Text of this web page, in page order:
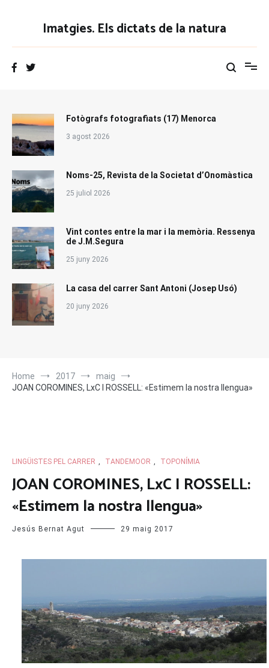
Imatgies. Els dictats de la natura
Fotògrafs fotografiats (17) Menorca
3 agost 2026
Noms-25, Revista de la Societat d’Onomàstica
25 juliol 2026
Vint contes entre la mar i la memòria. Ressenya
de J.M.Segura
25 juny 2026
La casa del carrer Sant Antoni (Josep Usó)
20 juny 2026
Home 2017
maig
JOAN COROMINES, LxC I ROSSELL: «Estimem la nostra llengua»
LINGÜISTES PEL CARRER , TANDEMOOR , TOPONÍMIA
JOAN COROMINES, LxC I ROSSELL:
«Estimem la nostra llengua»
Jesús Bernat Agut 29 maig 2017